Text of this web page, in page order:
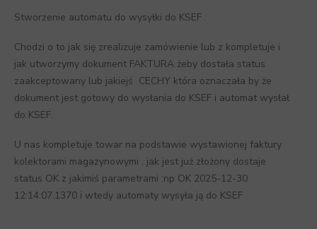
Stworzenie automatu do wysyłki do KSEF .
Chodzi o to jak się zrealizuje zamówienie lub z kompletuje i
jak utworzymy dokument FAKTURA żeby dostała status
zaakceptowany lub jakiejś CECHY która oznaczała by że
dokument jest gotowy do wysłania do KSEF i automat wysłał
do KSEF.
U nas kompletuje towar na podstawie wystawionej faktury
kolektorami magazynowymi , jak jest już złożony dostaje
status OK z jakimiś parametrami :np OK 2025-12-30
12:14:07.1370 i wtedy automaty wysyła ją do KSEF